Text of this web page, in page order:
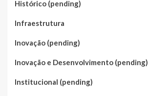
Histórico (pending)
Infraestrutura
Inovação (pending)
Inovação e Desenvolvimento (pending)
Institucional (pending)